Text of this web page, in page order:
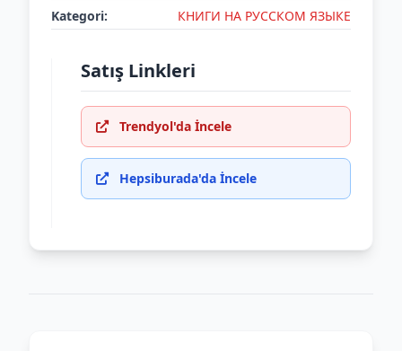
Kategori:
КНИГИ НА РУССКОМ ЯЗЫКЕ
Satış Linkleri
Trendyol'da İncele
Hepsiburada'da İncele